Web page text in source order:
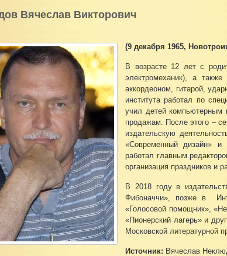
Вячеслав Викторович
(9 декабря 1965,
В возрасте 12 лет с
электромеханик), а
аккордеоном, гитарой,
института работал по
учил детей компьютерным
продажам. После этого –
издательскую
«Современный дизайн» и
работал главным
организация праздников и
В 2018 году в
Фибоначчи», позже в
«Голосовой помощник»,
«Пионерский лагерь» и
Московской литературной
Источник: Вячеслав